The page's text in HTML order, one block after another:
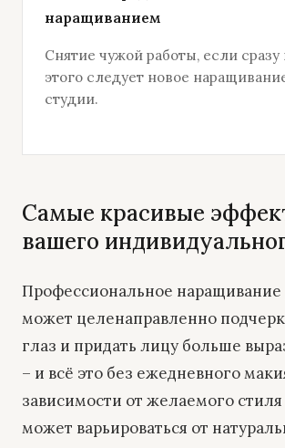
наращиванием
Снятие чужой работы, если сразу
этого следует новое
студии.
Самые красивые
вашего
Профессиональное наращивание
может целенаправленно
глаз и придать лицу больше
– и всё это без ежедневного
зависимости от желаемого
может варьироваться от